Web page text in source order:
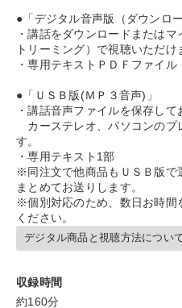
早分かり
●「デジタル音声版（ダウンロ
・講話をダウンロードまたは
トリーミング）で視聴いただけ
・専用テキストＰＤＦファイル
●「ＵＳＢ版(ＭＰ３音声)」
・講話音声ファイルを保存して
カーステレオ、パソコンのプ
す。
・専用テキスト1部
※同注文で他商品もＵＳＢ版で
まとめてお送りします。
※個別対応のため、数日お時間
ください。
デジタル商品と視聴方法につい
収録時間
約160分